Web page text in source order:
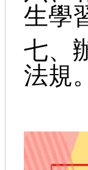
生學
七、
法規。